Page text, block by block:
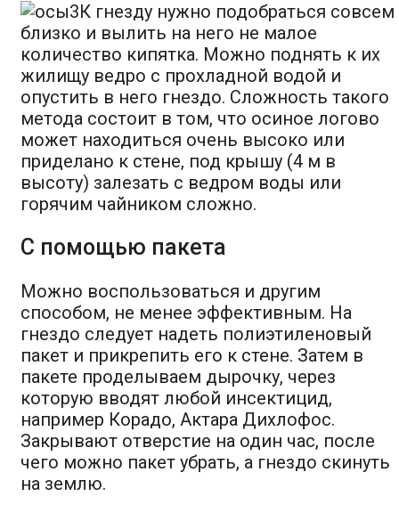
К гнезду нужно подобраться совсем
близко и вылить на него не малое
количество кипятка. Можно поднять к их
жилищу ведро с прохладной водой и
опустить в него гнездо. Сложность такого
метода состоит в том, что осиное логово
может находиться очень высоко или
приделано к стене, под крышу (4 м в
высоту) залезать с ведром воды или
горячим чайником сложно.
С помощью пакета
Можно воспользоваться и другим
способом, не менее эффективным. На
гнездо следует надеть полиэтиленовый
пакет и прикрепить его к стене. Затем в
пакете проделываем дырочку, через
которую вводят любой инсектицид,
например Корадо, Актара Дихлофос.
Закрывают отверстие на один час, после
чего можно пакет убрать, а гнездо скинуть
на землю.